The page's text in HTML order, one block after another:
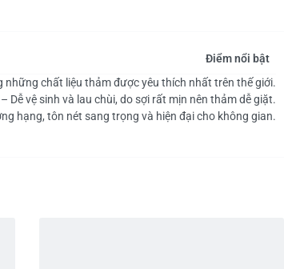
Điểm nổi bật
những chất liệu thảm được yêu thích nhất trên thế giới.
– Dễ vệ sinh và lau chùi, do sợi rất mịn nên thảm dễ giặt.
hạng, tôn nét sang trọng và hiện đại cho không gian.